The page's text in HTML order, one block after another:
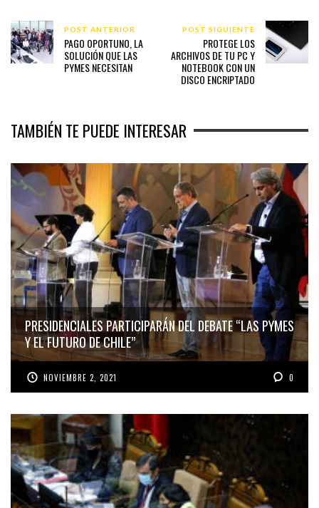
POST ANTERIOR
PAGO OPORTUNO, LA
SOLUCIÓN QUE LAS
PYMES NECESITAN
POST SIGUIENTE
PROTEGE LOS
ARCHIVOS DE TU PC Y
NOTEBOOK CON UN
DISCO ENCRIPTADO
TAMBIÉN TE PUEDE INTERESAR
PRESIDENCIALES PARTICIPARÁN DEL DEBATE “LAS PYMES
Y EL FUTURO DE CHILE”
NOVIEMBRE 2, 2021 0